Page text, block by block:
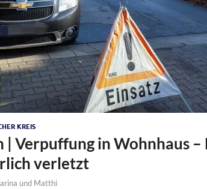
KREIS
Verpuffung in Wohnhaus –
verletzt
und Matthi